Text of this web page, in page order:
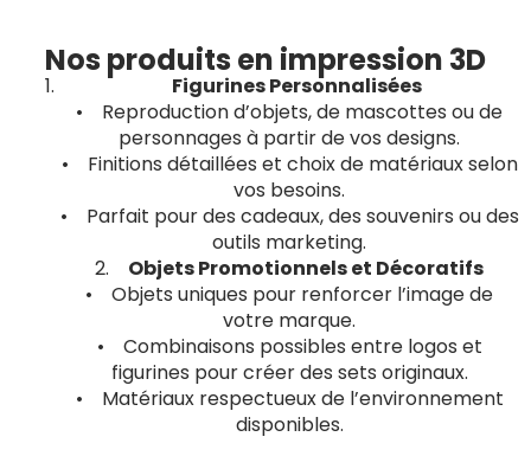
Nos produits en impression 3D
Figurines Personnalisées
• Reproduction d’objets, de mascottes ou de
personnages à partir de vos designs.
• Finitions détaillées et choix de matériaux selon
vos besoins.
• Parfait pour des cadeaux, des souvenirs ou des
outils marketing.
2. Objets Promotionnels et Décoratifs
• Objets uniques pour renforcer l’image de
votre marque.
• Combinaisons possibles entre logos et
figurines pour créer des sets originaux.
• Matériaux respectueux de l’environnement
disponibles.